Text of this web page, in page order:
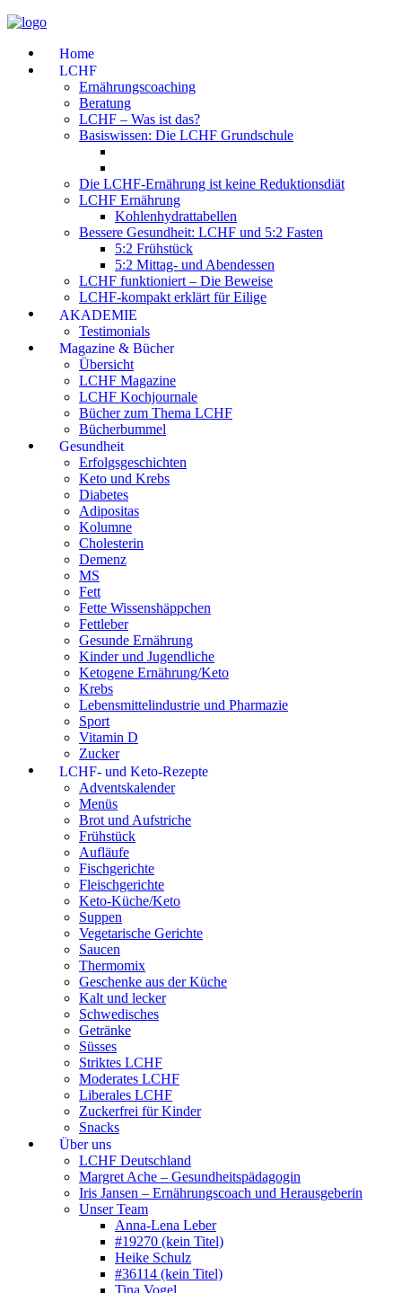
Home
LCHF
Ernährungscoaching
Beratung
LCHF – Was ist das?
Basiswissen: Die LCHF Grundschule
Die LCHF-Ernährung ist keine Reduktionsdiät
LCHF Ernährung
Kohlenhydrattabellen
Bessere Gesundheit: LCHF und 5:2 Fasten
5:2 Frühstück
5:2 Mittag- und Abendessen
LCHF funktioniert – Die Beweise
LCHF-kompakt erklärt für Eilige
AKADEMIE
Testimonials
Magazine & Bücher
Übersicht
LCHF Magazine
LCHF Kochjournale
Bücher zum Thema LCHF
Bücherbummel
Gesundheit
Erfolgsgeschichten
Keto und Krebs
Diabetes
Adipositas
Kolumne
Cholesterin
Demenz
MS
Fett
Fette Wissenshäppchen
Fettleber
Gesunde Ernährung
Kinder und Jugendliche
Ketogene Ernährung/Keto
Krebs
Lebensmittelindustrie und Pharmazie
Sport
Vitamin D
Zucker
LCHF- und Keto-Rezepte
Adventskalender
Menüs
Brot und Aufstriche
Frühstück
Aufläufe
Fischgerichte
Fleischgerichte
Keto-Küche/Keto
Suppen
Vegetarische Gerichte
Saucen
Thermomix
Geschenke aus der Küche
Kalt und lecker
Schwedisches
Getränke
Süsses
Striktes LCHF
Moderates LCHF
Liberales LCHF
Zuckerfrei für Kinder
Snacks
Über uns
LCHF Deutschland
Margret Ache – Gesundheitspädagogin
Iris Jansen – Ernährungscoach und Herausgeberin
Unser Team
Anna-Lena Leber
#19270 (kein Titel)
Heike Schulz
#36114 (kein Titel)
Tina Vogel